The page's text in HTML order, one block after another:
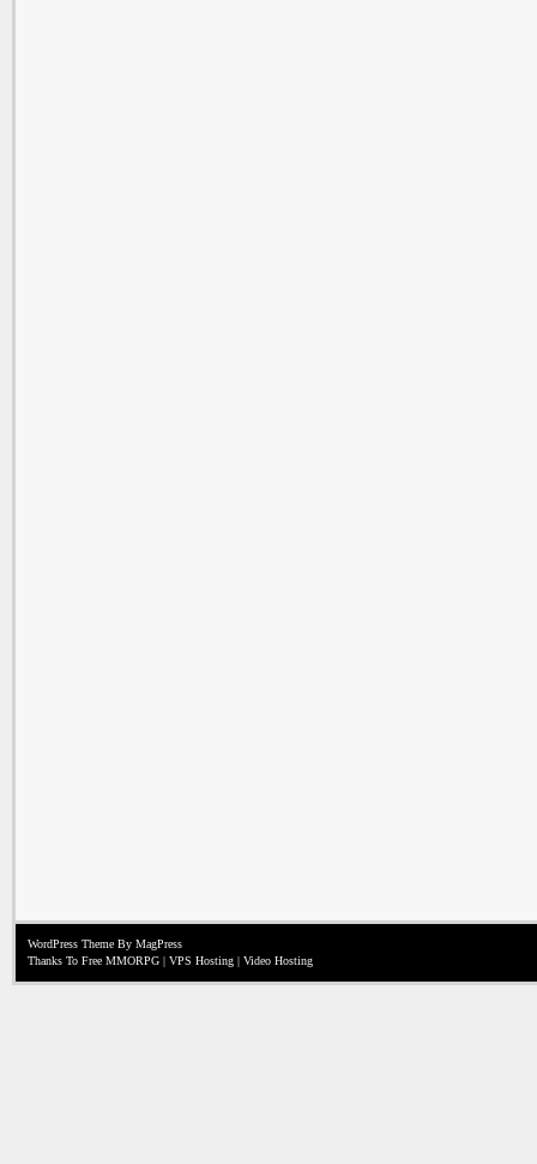
WordPress Theme By MagPress
Thanks To Free MMORPG | VPS Hosting | Video Hosting